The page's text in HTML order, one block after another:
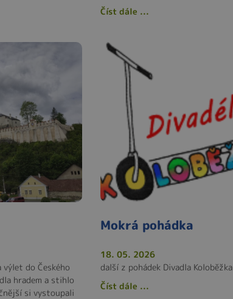
Číst dále ...
do Českého
hradem a stihlo
si vystoupali
Mokrá pohádka
18. 05. 2026
další z pohádek Divadla Koloběžka
Číst dále ...